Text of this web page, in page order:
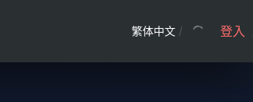
繁体中文 / 登入